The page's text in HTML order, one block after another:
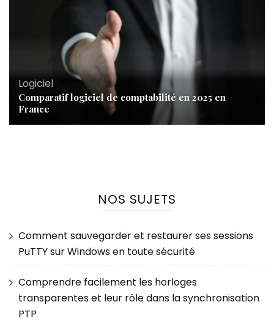
Logiciel
Comparatif logiciel de comptabilité en 2025 en
France
NOS SUJETS
Comment sauvegarder et restaurer ses sessions
PuTTY sur Windows en toute sécurité
Comprendre facilement les horloges
transparentes et leur rôle dans la synchronisation
PTP